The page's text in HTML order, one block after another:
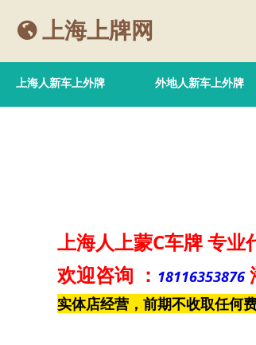
上海上牌网
上海人新车上外牌 外地人新车上外牌
上海人上蒙C车牌专业
欢迎咨询 ： 18116353876
实体店经营，前期不收取任何